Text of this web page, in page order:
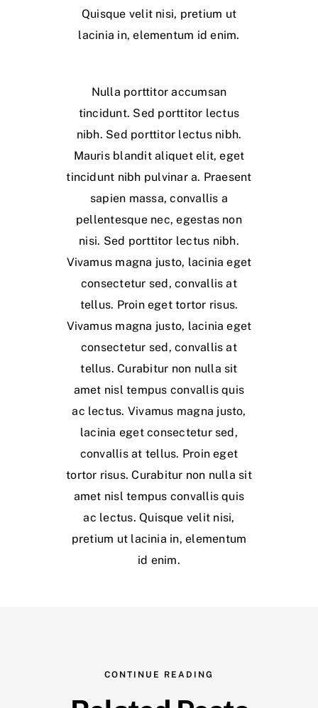
Quisque velit nisi, pretium ut
lacinia in, elementum id enim.
Nulla porttitor accumsan
tincidunt. Sed porttitor lectus
nibh. Sed porttitor lectus nibh.
Mauris blandit aliquet elit, eget
tincidunt nibh pulvinar a. Praesent
sapien massa, convallis a
pellentesque nec, egestas non
nisi. Sed porttitor lectus nibh.
Vivamus magna justo, lacinia eget
consectetur sed, convallis at
tellus. Proin eget tortor risus.
Vivamus magna justo, lacinia eget
consectetur sed, convallis at
tellus. Curabitur non nulla sit
amet nisl tempus convallis quis
ac lectus. Vivamus magna justo,
lacinia eget consectetur sed,
convallis at tellus. Proin eget
tortor risus. Curabitur non nulla sit
amet nisl tempus convallis quis
ac lectus. Quisque velit nisi,
pretium ut lacinia in, elementum
id enim.
CONTINUE READING